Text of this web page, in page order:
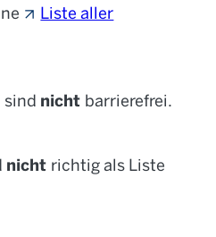
Liste aller
sind nicht barrierefrei.
nicht richtig als Liste